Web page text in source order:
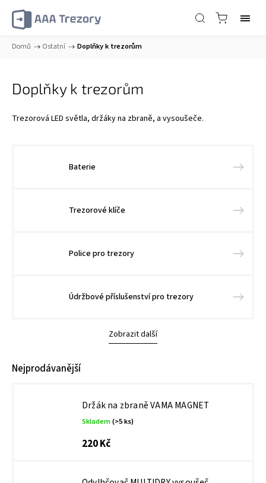
Domů / Ostatní / Doplňky k trezorům
Doplňky k trezorům
Trezorová LED světla, držáky na zbraně, a vysoušeče.
Baterie
Trezorové klíče
Police pro trezory
Údržbové příslušenství pro trezory
Zobrazit další
Nejprodávanější
Držák na zbraně VAMA MAGNET
Skladem(>5 ks)
220 Kč